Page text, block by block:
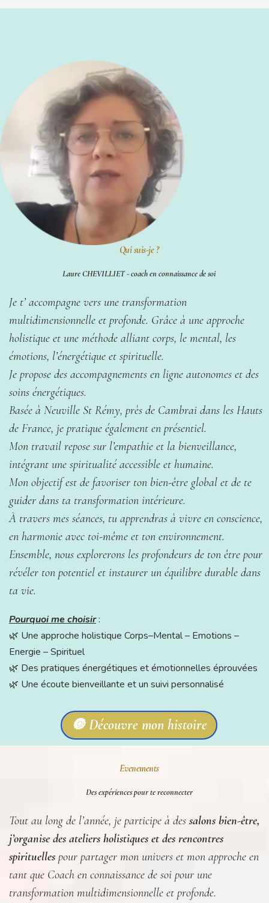
Qui suis-je ?
Laure CHEVILLIET - coach en connaissance de soi
Je t’ accompagne vers une transformation
multidimensionnelle et profonde. Grâce à une approche
holistique et une méthode alliant corps, le mental, les
émotions, l’énergétique et spirituelle.
Je propose des accompagnements en ligne autonomes et des
soins énergétiques.
Basée à Neuville St Rémy, près de Cambrai dans les Hauts
de France, je pratique également en présentiel.
Mon travail repose sur l’empathie et la bienveillance,
intégrant une spiritualité accessible et humaine.
Mon objectif est de favoriser ton bien-être global et de te
guider dans ta transformation intérieure.
À travers mes séances, tu apprendras à vivre en conscience,
en harmonie avec toi-même et ton environnement.
Ensemble, nous explorerons les profondeurs de ton être pour
révéler ton potentiel et instaurer un équilibre durable dans
ta vie.
Pourquoi me choisir:
🌿 Une approche holistique Corps–Mental – Emotions –
Energie – Spirituel
🌿 Des pratiques énergétiques et émotionnelles éprouvées
🌿 Une écoute bienveillante et un suivi personnalisé
🔘 Découvre mon histoire
Evenements
Des expériences pour te reconnecter
Tout au long de l’année, je participe à des salons bien-être,
j’organise des ateliers holistiques et des rencontres
spirituelles pour partager mon univers et mon approche en
tant que Coach en connaissance de soi pour une
transformation multidimensionnelle et profonde.